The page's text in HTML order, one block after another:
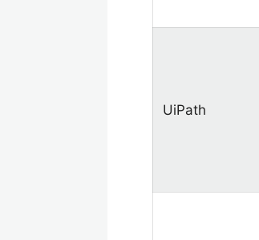
UiPath